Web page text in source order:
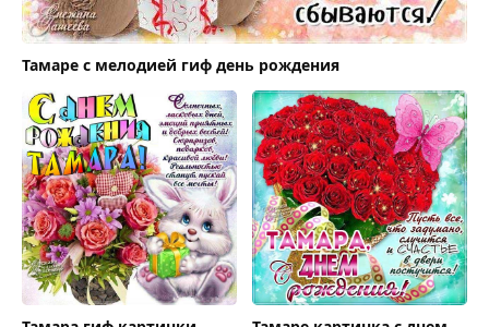
Тамаре с мелодией гиф день рождения